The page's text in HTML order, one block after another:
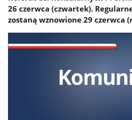
26 czerwca (czwartek).
zostaną wznowione 29 czerwca